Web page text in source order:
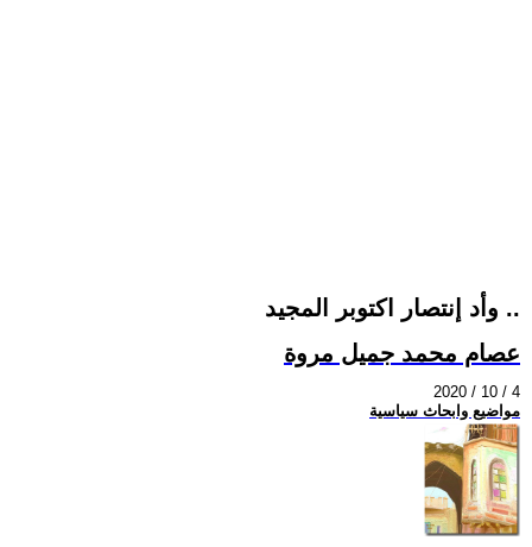
وأد إنتصار اكتوبر المجيد ..
عصام محمد جميل مروة
2020 / 10 / 4
مواضيع وابحاث سياسية